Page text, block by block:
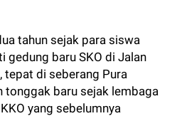
tahun sejak para siswa
gedung baru SKO di Jalan
tepat di seberang Pura
tonggak baru sejak lembaga
yang sebelumnya